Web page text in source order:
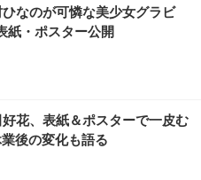
なのが可憐な美少女グラビ
紙・ポスター公開
花、表紙＆ポスターで一皮む
後の変化も語る